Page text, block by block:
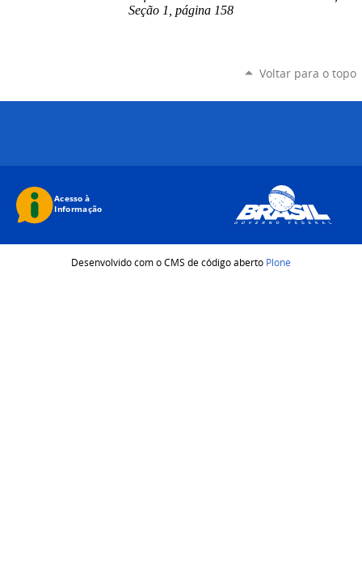
Seção 1, página 158
Voltar para o topo
Desenvolvido com o CMS de código aberto Plone